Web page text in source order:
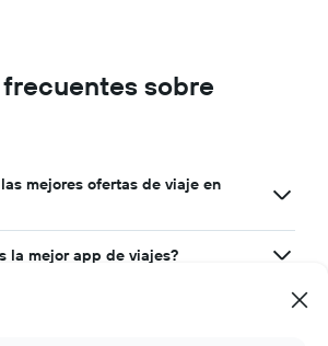
sobre
mejores ofertas de viaje en
la mejor app de viajes?